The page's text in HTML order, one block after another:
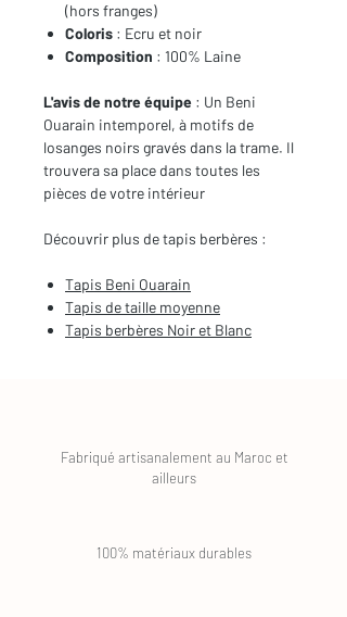
(hors franges)
Coloris : Ecru et noir
Composition : 100% Laine
L'avis de notre équipe : Un Beni
Ouarain intemporel, à motifs de
losanges noirs gravés dans la trame. Il
trouvera sa place dans toutes les
pièces de votre intérieur
Découvrir plus de tapis berbères :
Tapis Beni Ouarain
Tapis de taille moyenne
Tapis berbères Noir et Blanc
Fabriqué artisanalement au Maroc et
ailleurs
100% matériaux durables